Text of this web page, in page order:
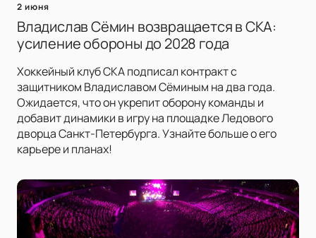
2 июня
Владислав Сёмин возвращается в СКА:
усиление обороны до 2028 года
Хоккейный клуб СКА подписал контракт с
защитником Владиславом Сёминым на два года.
Ожидается, что он укрепит оборону команды и
добавит динамики в игру на площадке Ледового
дворца Санкт-Петербурга. Узнайте больше о его
карьере и планах!